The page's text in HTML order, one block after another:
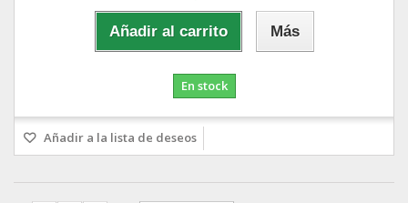
Añadir al carrito Más
En stock
Añadir a la lista de deseos